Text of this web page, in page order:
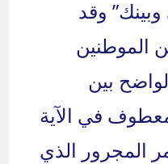
وقد
الموطنين
بين
في الآية
الذي